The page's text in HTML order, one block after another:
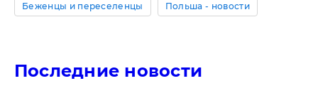
Беженцы и переселенцы Польша - новости
Последние новости